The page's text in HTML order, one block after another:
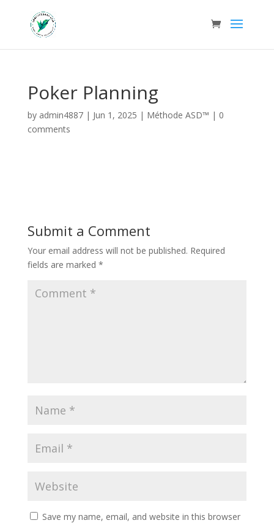
Poker Planning
by admin4887| Jun 1, 2025 | Méthode ASD™ | 0
comments
Submit a Comment
Your email address will not be published. Required
fields are marked *
Save my name, email, and website in this browser